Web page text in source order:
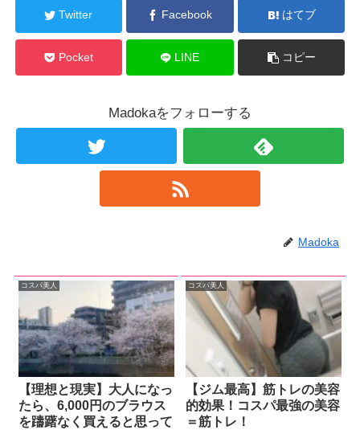
Twitter Facebook はてブ
Pocket LINE コピー
Madokaをフォローする
Madoka
コスパ美人
【理想と現実】大人になっ
たら、6,000円のブラウス
を躊躇なく買えると思って
コスパ美人
【ジム最高】筋トレの美容
的効果！コスパ最強の美容
＝筋トレ！